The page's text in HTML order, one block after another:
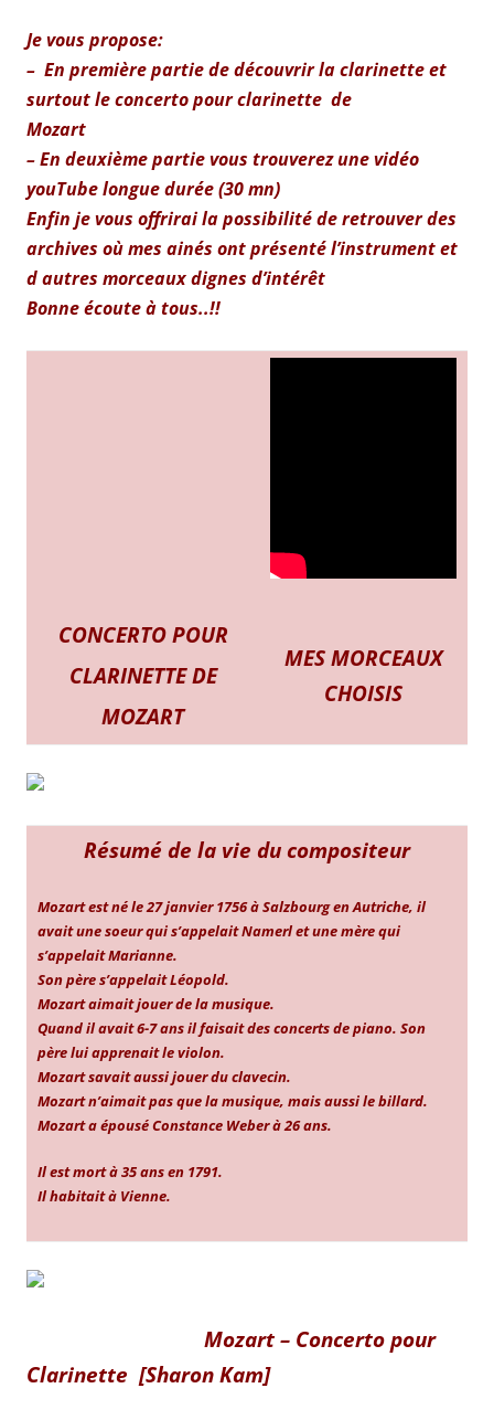
Je vous propose:
– En première partie de découvrir la clarinette et
surtout le concerto pour clarinette de
Mozart
– En deuxième partie vous trouverez une vidéo
youTube longue durée (30 mn)
Enfin je vous offrirai la possibilité de retrouver des
archives où mes ainés ont présenté l’instrument et
d autres morceaux dignes d’intérêt
Bonne écoute à tous..!!
CONCERTO POUR
CLARINETTE DE
MOZART
MES MORCEAUX
CHOISIS
Résumé de la vie du compositeur
Mozart est né le 27 janvier 1756 à Salzbourg en Autriche, il
avait une soeur qui s’appelait Namerl et une mère qui
s’appelait Marianne.
Son père s’appelait Léopold.
Mozart aimait jouer de la musique.
Quand il avait 6-7 ans il faisait des concerts de piano. Son
père lui apprenait le violon.
Mozart savait aussi jouer du clavecin.
Mozart n’aimait pas que la musique, mais aussi le billard.
Mozart a épousé Constance Weber à 26 ans.
Il est mort à 35 ans en 1791.
Il habitait à Vienne.
Mozart – Concerto pour
Clarinette [Sharon Kam]